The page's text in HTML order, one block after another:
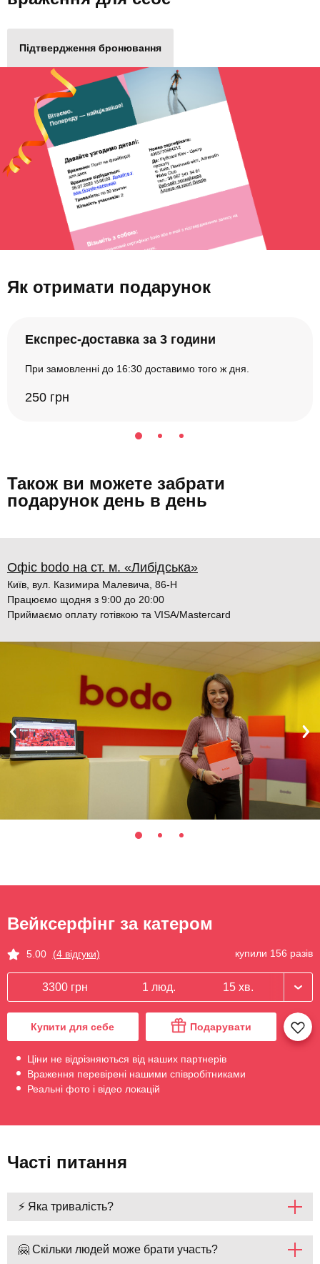
Підтвердження бронювання
Як отримати подарунок
Експрес-доставка за 3 години
При замовленні до 16:30 доставимо того ж дня.
250 грн
Також ви можете забрати
подарунок день в день
Офіс bodo на ст. м. «Либідська»
Київ, вул. Казимира Малевича, 86-Н
Працюємо щодня з 9:00 до 20:00
Приймаємо оплату готівкою та VISA/Mastercard
Вейксерфінг за катером
5.00 (4 відгуки) купили 156 разів
3300 грн 1 люд. 15 хв.
Купити для себе Подарувати
Ціни не відрізняються від наших партнерів
Враження перевірені нашими співробітниками
Реальні фото і відео локацій
Часті питання
⚡ Яка тривалість?
🤗 Скільки людей може брати участь?